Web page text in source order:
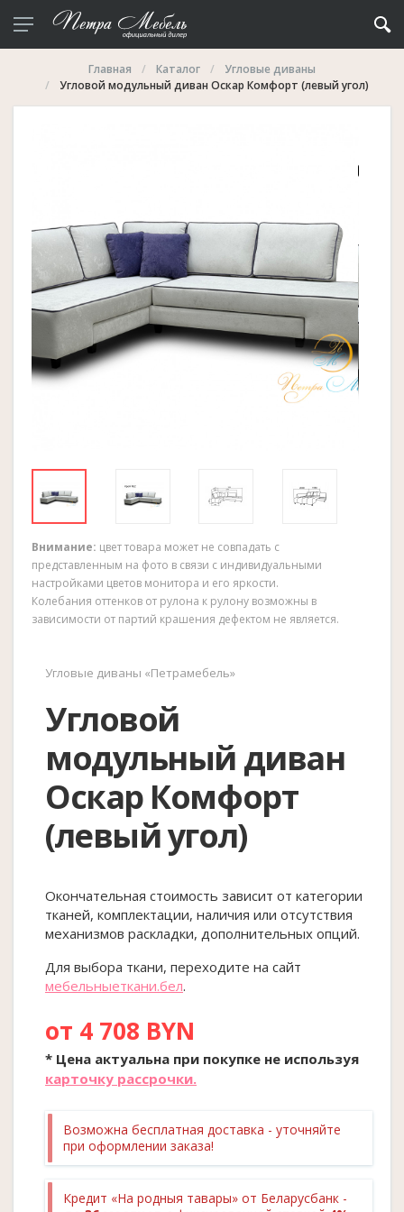
Главная Каталог
Угловые диваны
Угловой модульный диван Оскар Комфорт (левый угол)
Внимание: цвет товара может не совпадать с
представленным на фото в связи с индивидуальными
настройками цветов монитора и его яркости.
Колебания оттенков от рулона к рулону возможны в
зависимости от партий крашения дефектом не является.
Угловые диваны «Петрамебель»
Угловой
модульный диван
Оскар Комфорт
(левый угол)
Окончательная стоимость зависит от категории
тканей, комплектации, наличия или отсутствия
механизмов раскладки, дополнительных опций.
Для выбора ткани, переходите на сайт
мебельныеткани.бел.
от 4 708 BYN
* Цена актуальна при покупке не используя
карточку рассрочки.
Возможна бесплатная доставка - уточняйте
при оформлении заказа!
Кредит «На родныя тавары» от Беларусбанк -